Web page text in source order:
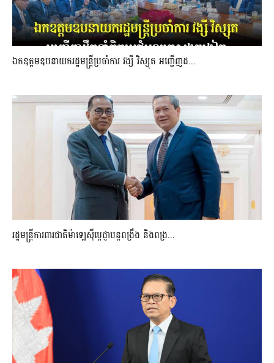
ឯកឧត្តមឧបនាយករដ្ឋមន្រ្តីប្រចាំការ វង្សី វិស្សុត អញ្ជើញដ...
រដ្ឋមន្ត្រីការពារជាតិម៉ាឡេស៊ីប្ដេជ្ញាបន្តពង្រឹង និងពង្រ...